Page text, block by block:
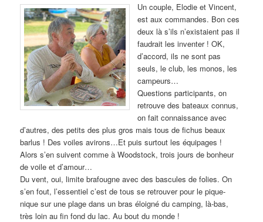
Un couple, Elodie et Vincent,
est aux commandes. Bon ces
deux là s’ils n’existaient pas il
faudrait les inventer ! OK,
d’accord, ils ne sont pas
seuls, le club, les monos, les
campeurs…
Questions participants, on
retrouve des bateaux connus,
on fait connaissance avec
d’autres, des petits des plus gros mais tous de fichus beaux
barlus ! Des voiles avirons…Et puis surtout les équipages !
Alors s’en suivent comme à Woodstock, trois jours de bonheur
de voile et d’amour…
Du vent, oui, limite brafougne avec des bascules de folies. On
s’en fout, l’essentiel c’est de tous se retrouver pour le pique-
nique sur une plage dans un bras éloigné du camping, là-bas,
très loin au fin fond du lac. Au bout du monde !